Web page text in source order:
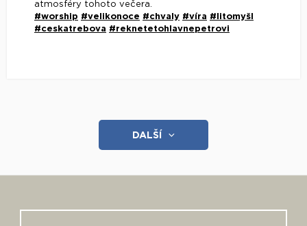
atmosféry tohoto večera.
#worship #velikonoce #chvaly #víra #litomyšl
#ceskatrebova #reknetetohlavnepetrovi
DALŠÍ